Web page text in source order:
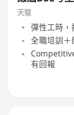
天駿
彈性工時
全職培訓
有回報